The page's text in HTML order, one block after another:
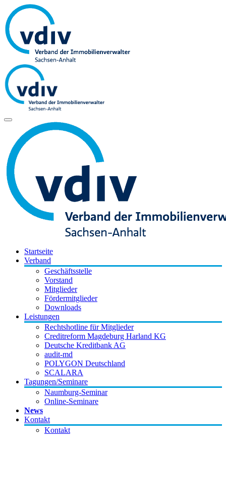
Startseite
Verband
Geschäftsstelle
Vorstand
Mitglieder
Fördermitglieder
Downloads
Leistungen
Rechtshotline für Mitglieder
Creditreform Magdeburg Harland KG
Deutsche Kreditbank AG
audit-md
POLYGON Deutschland
SCALARA
Tagungen/Seminare
Naumburg-Seminar
Online-Seminare
News
Kontakt
Kontakt